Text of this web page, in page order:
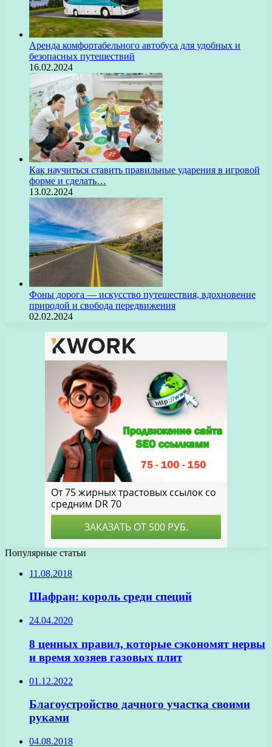
Аренда комфортабельного автобуса для удобных и
безопасных путешествий
16.02.2024
Как научиться ставить правильные ударения в игровой
форме и сделать…
13.02.2024
Фоны дорога — искусство путешествия, вдохновение
природой и свобода передвижения
02.02.2024
Популярные статьи
11.08.2018
Шафран: король среди специй
24.04.2020
8 ценных правил, которые сэкономят нервы
и время хозяев газовых плит
01.12.2022
Благоустройство дачного участка своими
руками
04.08.2018